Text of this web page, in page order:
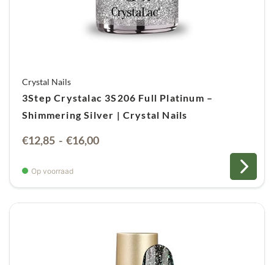
Crystal Nails
3Step Crystalac 3S206 Full Platinum –
Shimmering Silver | Crystal Nails
€12,85 - €16,00Prijsklasse:
€16,00
Op voorraad